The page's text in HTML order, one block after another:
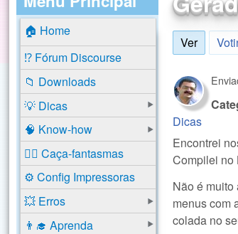
Ver(aba
Dicas
Encontrei
Compilei no
Não é
menus com
colada no
🏠 Home
⁉️ Fórum Discourse
📁 Downloads
💡 Dicas
🧠 Know-how
🕵️‍♂️ Caça-fantasmas
⚙️ Config Impressoras
💥 Erros
👨‍🎓 Aprenda